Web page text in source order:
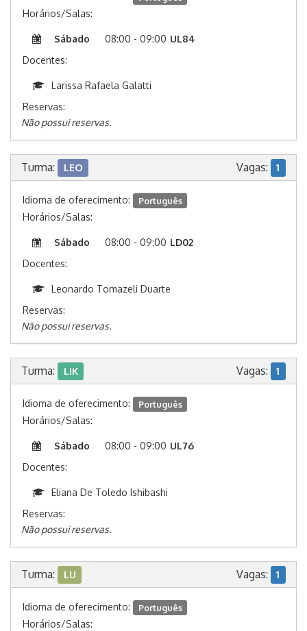
Horários/Salas:
Sábado 08:00 - 09:00 UL84
Docentes:
Larissa Rafaela Galatti
Reservas:
Não possui reservas.
Turma: LEO Vagas: 1
Idioma de oferecimento: Português
Horários/Salas:
Sábado 08:00 - 09:00 LD02
Docentes:
Leonardo Tomazeli Duarte
Reservas:
Não possui reservas.
Turma: LIK Vagas: 1
Idioma de oferecimento: Português
Horários/Salas:
Sábado 08:00 - 09:00 UL76
Docentes:
Eliana De Toledo Ishibashi
Reservas:
Não possui reservas.
Turma: LU Vagas: 1
Idioma de oferecimento: Português
Horários/Salas: